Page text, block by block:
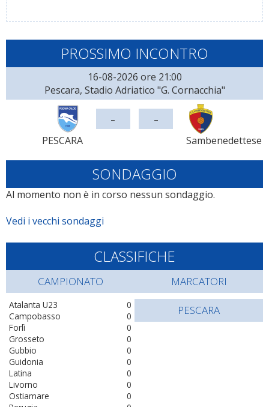
PROSSIMO INCONTRO
16-08-2026 ore 21:00
Pescara, Stadio Adriatico "G. Cornacchia"
PESCARA
- -
Sambenedettese
SONDAGGIO
Al momento non è in corso nessun sondaggio.
Vedi i vecchi sondaggi
CLASSIFICHE
CAMPIONATO
0
Atalanta U23
0
Campobasso
0
Forlì
0
Grosseto
0
Gubbio
0
Guidonia
0
Latina
0
Livorno
0
Ostiamare
MARCATORI
PESCARA